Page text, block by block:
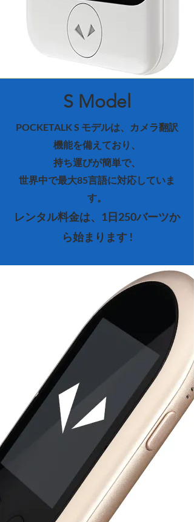
S Model
POCKETALK S モデルは、カメラ翻訳
機能を備えており、
持ち運びが簡単で、
世界中で最大85言語に対応していま
す。
レンタル料金は、1日250バーツか
ら始まります !